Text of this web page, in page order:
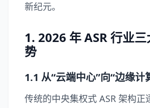
新纪元。
1. 2026 年 ASR 行业
势
1.1 从“云端中心”向“边缘计
传统的中央集权式 ASR 架构正